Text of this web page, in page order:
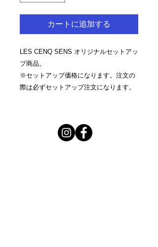
カートに追加する
LES CENQ SENS オリジナルセットアッ
プ商品。
※セットアップ価格になります。注文の
際は必ずセットアップ注文になります。